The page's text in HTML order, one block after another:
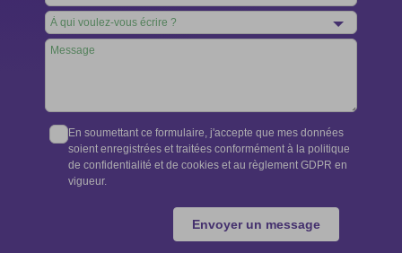
En soumettant ce formulaire, j'accepte que mes données
soient enregistrées et traitées conformément à la politique
de confidentialité et de cookies et au règlement GDPR en
vigueur.
Envoyer un message